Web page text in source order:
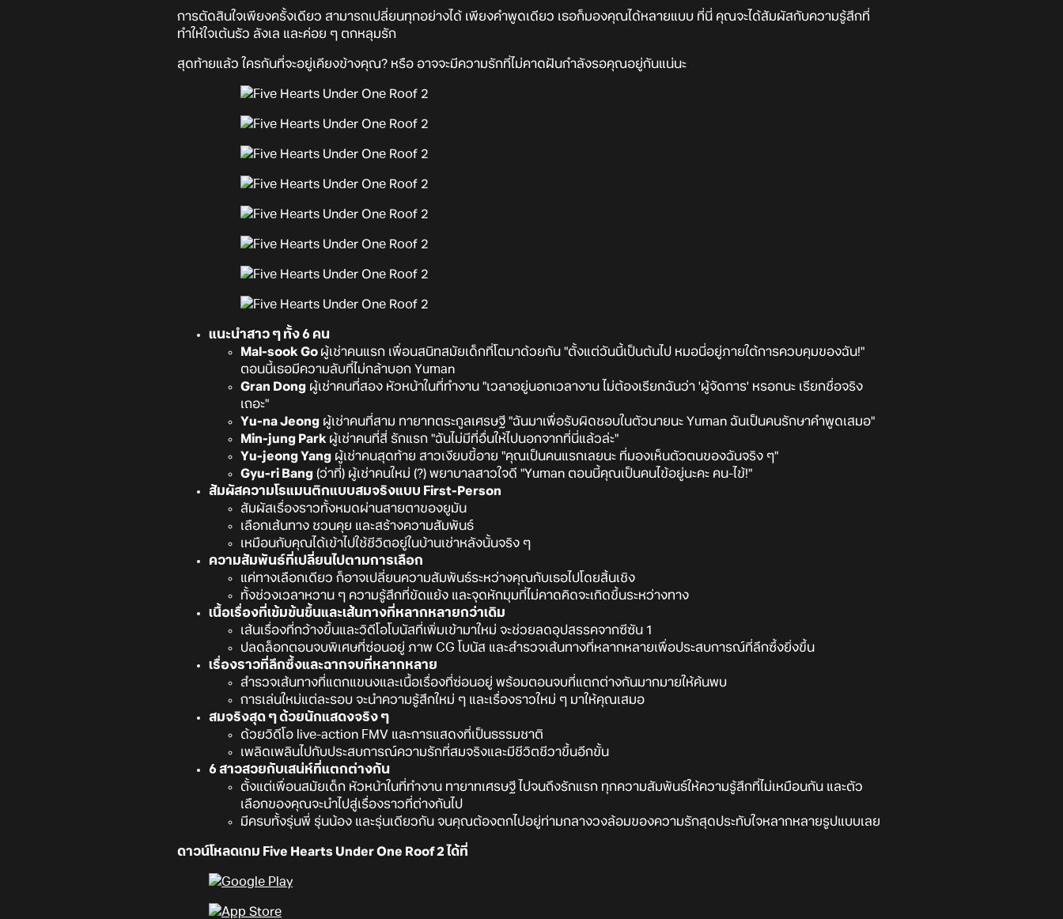
การตัดสินใจเพียงครั้งเดียว สามารถเปลี่ยนทุกอย่างได้ เพียงคำพูดเดียว เธอก็มองคุณได้หลายแบบ ที่นี่ คุณจะได้สัมผัสกับความรู้สึกที่
ทำให้ใจเต้นรัว ลังเล และค่อย ๆ ตกหลุมรัก
สุดท้ายแล้ว ใครกันที่จะอยู่เคียงข้างคุณ? หรือ อาจจะมีความรักที่ไม่คาดฝันกำลังรอคุณอยู่กันแน่นะ
แนะนำสาว ๆ ทั้ง 6 คน
Mal-sook Go ผู้เช่าคนแรก เพื่อนสนิทสมัยเด็กที่โตมาด้วยกัน "ตั้งแต่วันนี้เป็นต้นไป หมอนี่อยู่ภายใต้การควบคุมของฉัน!"
ตอนนี้เธอมีความลับที่ไม่กล้าบอก Yuman
Gran Dong ผู้เช่าคนที่สอง หัวหน้าในที่ทำงาน "เวลาอยู่นอกเวลางาน ไม่ต้องเรียกฉันว่า 'ผู้จัดการ' หรอกนะ เรียกชื่อจริง
เถอะ"
Yu-na Jeong ผู้เช่าคนที่สาม ทายาทตระกูลเศรษฐี "ฉันมาเพื่อรับผิดชอบในตัวนายนะ Yuman ฉันเป็นคนรักษาคำพูดเสมอ"
Min-jung Park ผู้เช่าคนที่สี่ รักแรก "ฉันไม่มีที่อื่นให้ไปนอกจากที่นี่แล้วล่ะ"
Yu-jeong Yang ผู้เช่าคนสุดท้าย สาวเงียบขี้อาย "คุณเป็นคนแรกเลยนะ ที่มองเห็นตัวตนของฉันจริง ๆ"
Gyu-ri Bang (ว่าที่) ผู้เช่าคนใหม่ (?) พยาบาลสาวใจดี "Yuman ตอนนี้คุณเป็นคนไข้อยู่นะคะ คน-ไข้!"
สัมผัสความโรแมนติกแบบสมจริงแบบ First-Person
สัมผัสเรื่องราวทั้งหมดผ่านสายตาของยูมัน
เลือกเส้นทาง ชวนคุย และสร้างความสัมพันธ์
เหมือนกับคุณได้เข้าไปใช้ชีวิตอยู่ในบ้านเช่าหลังนั้นจริง ๆ
ความสัมพันธ์ที่เปลี่ยนไปตามการเลือก
แค่ทางเลือกเดียว ก็อาจเปลี่ยนความสัมพันธ์ระหว่างคุณกับเธอไปโดยสิ้นเชิง
ทั้งช่วงเวลาหวาน ๆ ความรู้สึกที่ขัดแย้ง และจุดหักมุมที่ไม่คาดคิดจะเกิดขึ้นระหว่างทาง
เนื้อเรื่องที่เข้มข้นขึ้นและเส้นทางที่หลากหลายกว่าเดิม
เส้นเรื่องที่กว้างขึ้นและวิดีโอโบนัสที่เพิ่มเข้ามาใหม่ จะช่วยลดอุปสรรคจากซีซัน 1
ปลดล็อกตอนจบพิเศษที่ซ่อนอยู่ ภาพ CG โบนัส และสำรวจเส้นทางที่หลากหลายเพื่อประสบการณ์ที่ลึกซึ้งยิ่งขึ้น
เรื่องราวที่ลึกซึ้งและฉากจบที่หลากหลาย
สำรวจเส้นทางที่แตกแขนงและเนื้อเรื่องที่ซ่อนอยู่ พร้อมตอนจบที่แตกต่างกันมากมายให้ค้นพบ
การเล่นใหม่แต่ละรอบ จะนำความรู้สึกใหม่ ๆ และเรื่องราวใหม่ ๆ มาให้คุณเสมอ
สมจริงสุด ๆ ด้วยนักแสดงจริง ๆ
ด้วยวิดีโอ live-action FMV และการแสดงที่เป็นธรรมชาติ
เพลิดเพลินไปกับประสบการณ์ความรักที่สมจริงและมีชีวิตชีวาขึ้นอีกขั้น
6 สาวสวยกับเสน่ห์ที่แตกต่างกัน
ตั้งแต่เพื่อนสมัยเด็ก หัวหน้าในที่ทำงาน ทายาทเศรษฐี ไปจนถึงรักแรก ทุกความสัมพันธ์ให้ความรู้สึกที่ไม่เหมือนกัน และตัว
เลือกของคุณจะนำไปสู่เรื่องราวที่ต่างกันไป
มีครบทั้งรุ่นพี่ รุ่นน้อง และรุ่นเดียวกัน จนคุณต้องตกไปอยู่ท่ามกลางวงล้อมของความรักสุดประทับใจหลากหลายรูปแบบเลย
ดาวน์โหลดเกม Five Hearts Under One Roof 2 ได้ที่